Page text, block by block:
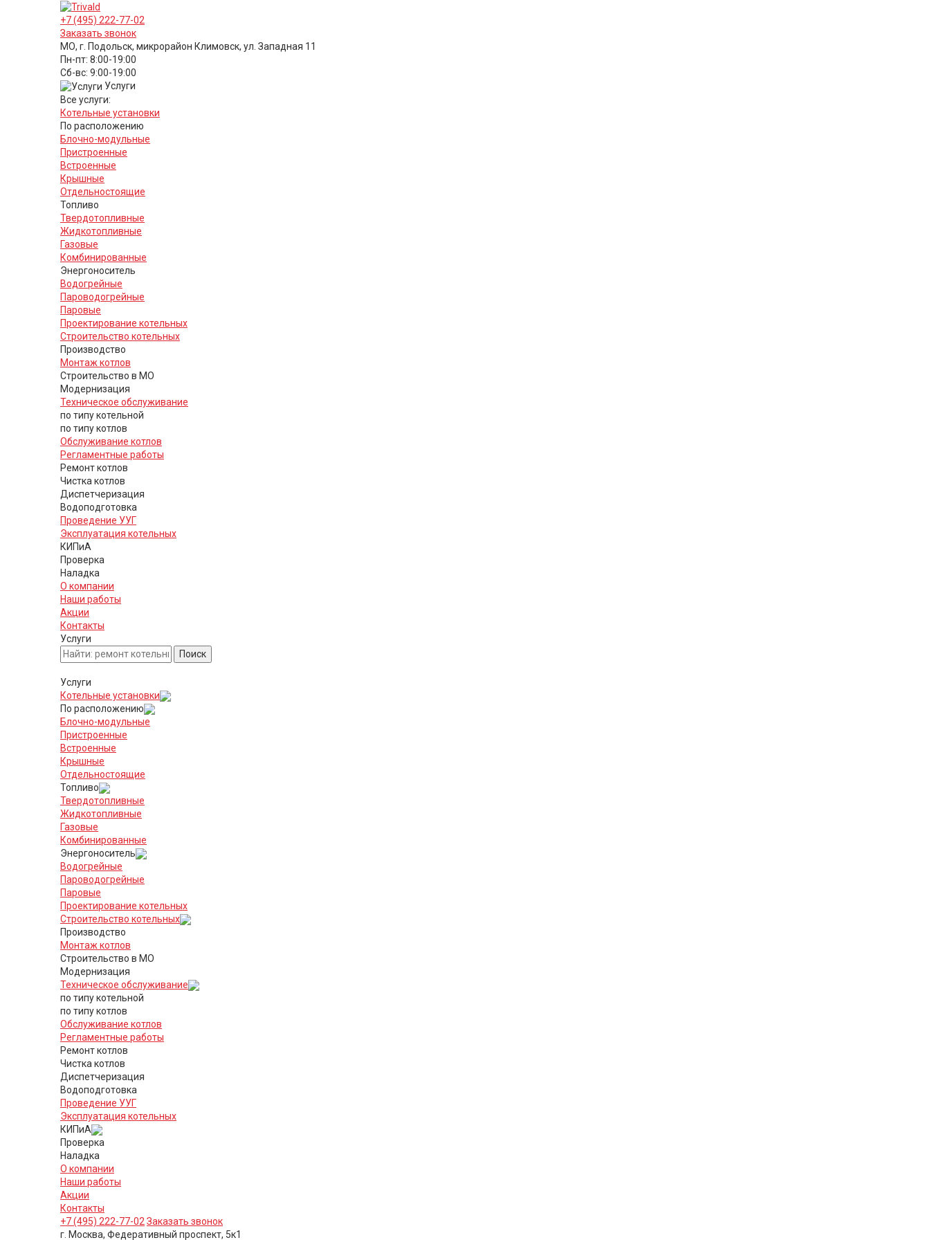
+7 (495) 222-77-02
Заказать звонок
МО, г. Подольск, микрорайон Климовск, ул. Западная 11
Пн-пт: 8:00-19:00
Cб-вс: 9:00-19:00
Услуги
Все услуги:
Котельные установки
По расположению
Блочно-модульные
Пристроенные
Встроенные
Крышные
Отдельностоящие
Топливо
Твердотопливные
Жидкотопливные
Газовые
Комбинированные
Энергоноситель
Водогрейные
Пароводогрейные
Паровые
Проектирование котельных
Строительство котельных
Производство
Монтаж котлов
Строительство в МО
Модернизация
Техническое обслуживание
по типу котельной
по типу котлов
Обслуживание котлов
Регламентные работы
Ремонт котлов
Чистка котлов
Диспетчеризация
Водоподготовка
Проведение УУГ
Эксплуатация котельных
КИПиА
Проверка
Наладка
О компании
Наши работы
Акции
Контакты
Услуги
Услуги
Котельные установки
По расположению
Блочно-модульные
Пристроенные
Встроенные
Крышные
Отдельностоящие
Топливо
Твердотопливные
Жидкотопливные
Газовые
Комбинированные
Энергоноситель
Водогрейные
Пароводогрейные
Паровые
Проектирование котельных
Строительство котельных
Производство
Монтаж котлов
Строительство в МО
Модернизация
Техническое обслуживание
по типу котельной
по типу котлов
Обслуживание котлов
Регламентные работы
Ремонт котлов
Чистка котлов
Диспетчеризация
Водоподготовка
Проведение УУГ
Эксплуатация котельных
КИПиА
Проверка
Наладка
О компании
Наши работы
Акции
Контакты
+7 (495) 222-77-02 Заказать звонок
г. Москва, Федеративный проспект, 5к1